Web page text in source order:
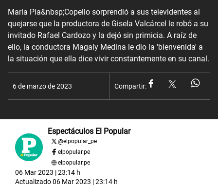
María Pía&nbsp;Copello sorprendió a sus televidentes al
quejarse que la productora de Gisela Valcárcel le robó a su
invitado Rafael Cardozo y la dejó sin primicia. A raíz de
ello, la conductora Magaly Medina le dio la 'bienvenida' a
la situación que ella dice vivir constantemente en su canal.
6 de marzo de 2023 Compartir:
Espectáculos El Popular
@elpopular_pe
elpopular.pe
elpopular.pe
06 Mar 2023 | 23:14 h
Actualizado06 Mar 2023 | 23:14 h